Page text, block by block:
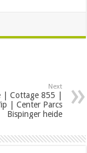
Next
| Cottage 855 |
| Center Parcs
Bispinger heide